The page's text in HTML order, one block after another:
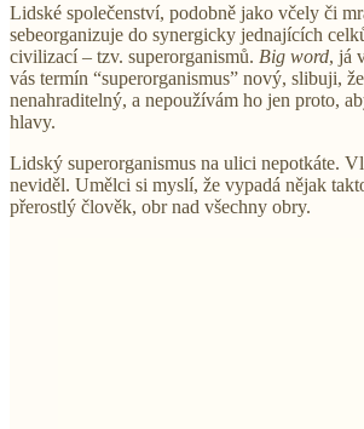
Lidské společenství, podobně jako včely či
sebeorganizuje do synergicky jednajících
civilizací – tzv. superorganismů. Big word, já
vás termín “superorganismus” nový, slibuji,
nenahraditelný, a nepoužívám ho jen proto,
hlavy.
Lidský superorganismus na ulici nepotkáte.
neviděl. Umělci si myslí, že vypadá nějak
přerostlý člověk, obr nad všechny obry.